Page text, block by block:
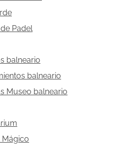
Padel
balneario
balneario
Museo balneario
Mágico